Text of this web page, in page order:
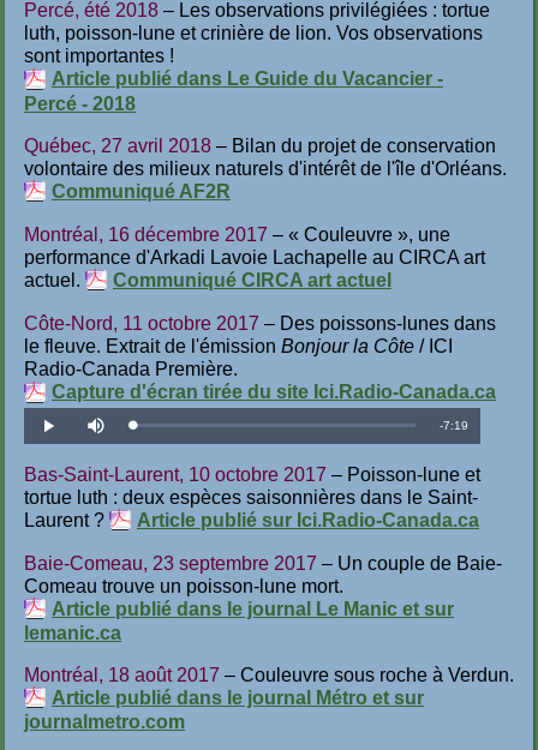
Percé, été 2018 – Les observations privilégiées : tortue
luth, poisson-lune et crinière de lion. Vos observations
sont importantes !
Article publié dans Le Guide du Vacancier -
Percé - 2018
Québec, 27 avril 2018 – Bilan du projet de conservation
volontaire des milieux naturels d'intérêt de l'île d'Orléans.
Communiqué AF2R
Montréal, 16 décembre 2017 – « Couleuvre », une
performance d'Arkadi Lavoie Lachapelle au CIRCA art
actuel.
Communiqué CIRCA art actuel
Côte-Nord, 11 octobre 2017 – Des poissons-lunes dans
le fleuve. Extrait de l'émission Bonjour la Côte / ICI
Radio-Canada Première.
Capture d'écran tirée du site Ici.Radio-Canada.ca
Lecture Désactiver
le
Téléchargé:
Temps
-7:19
Bas-Saint-Laurent, 10 octobre 2017 – Poisson-lune et
tortue luth : deux espèces saisonnières dans le Saint-
Laurent ?
Article publié sur Ici.Radio-Canada.ca
Baie-Comeau, 23 septembre 2017 – Un couple de Baie-
Comeau trouve un poisson-lune mort.
Article publié dans le journal Le Manic et sur
lemanic.ca
Montréal, 18 août 2017 – Couleuvre sous roche à Verdun.
Article publié dans le journal Métro et sur
journalmetro.com